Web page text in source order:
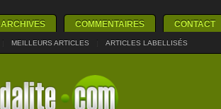
ARCHIVES COMMENTAIRES CONTACT
| MEILLEURS ARTICLES | ARTICLES LABELLISÉS